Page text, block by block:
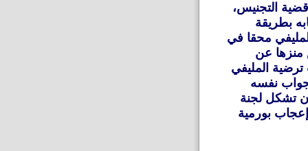
التجنيس،
بطريقة
محقا في
منزها عن
المليفي
نفسه
تشكل لجنة
بورمية